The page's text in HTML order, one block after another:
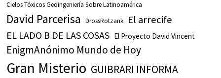
Cielos Tóxicos Geoingeniería Sobre Latinoamérica
David Parcerisa DrossRotzank El arrecife
EL LADO B DE LAS COSAS El Proyecto David Vincent
EnigmAnónimo Mundo de Hoy
Gran Misterio GUIBRARI INFORMA